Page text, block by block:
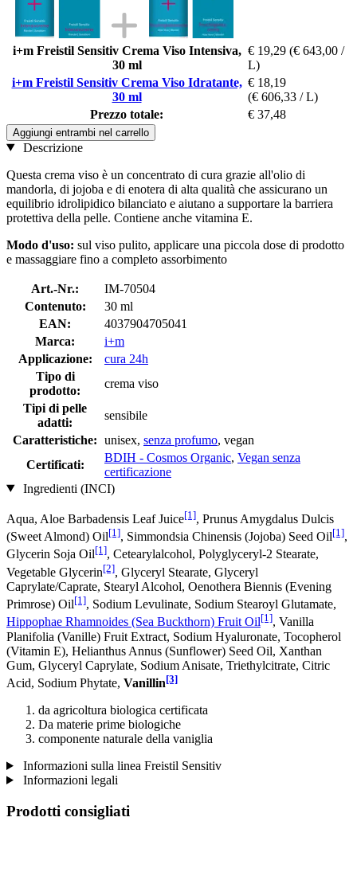
i+m Freistil Sensitiv Crema Viso Intensiva,
30 ml
€ 19,29 (€ 643,00 /
L)
i+m Freistil Sensitiv Crema Viso Idratante,
30 ml
€ 18,19
(€ 606,33 / L)
Prezzo totale:
€ 37,48
Aggiungi entrambi nel carrello
Descrizione
Questa crema viso è un concentrato di cura grazie all'olio di
mandorla, di jojoba e di enotera di alta qualità che assicurano un
equilibrio idrolipidico bilanciato e aiutano a supportare la barriera
protettiva della pelle. Contiene anche vitamina E.
Modo d'uso: sul viso pulito, applicare una piccola dose di prodotto
e massaggiare fino a completo assorbimento
Art.-Nr.:
IM-70504
Contenuto:
30 ml
EAN:
4037904705041
Marca:
i+m
Applicazione:
cura 24h
Tipo di
prodotto:
crema viso
Tipi di pelle
adatti:
sensibile
Caratteristiche: unisex, senza profumo, vegan
Certificati:
BDIH - Cosmos Organic, Vegan senza
certificazione
Ingredienti (INCI)
Aqua, Aloe Barbadensis Leaf Juice[1], Prunus Amygdalus Dulcis
(Sweet Almond) Oil[1], Simmondsia Chinensis (Jojoba) Seed Oil[1],
Glycerin Soja Oil[1], Cetearylalcohol, Polyglyceryl-2 Stearate,
Vegetable Glycerin[2], Glyceryl Stearate, Glyceryl
Caprylate/Caprate, Stearyl Alcohol, Oenothera Biennis (Evening
Primrose) Oil[1], Sodium Levulinate, Sodium Stearoyl Glutamate,
Hippophae Rhamnoides (Sea Buckthorn) Fruit Oil[1], Vanilla
Planifolia (Vanille) Fruit Extract, Sodium Hyaluronate, Tocopherol
(Vitamin E), Helianthus Annus (Sunflower) Seed Oil, Xanthan
Gum, Glyceryl Caprylate, Sodium Anisate, Triethylcitrate, Citric
Acid, Sodium Phytate, Vanillin[3]
da agricoltura biologica certificata
Da materie prime biologiche
componente naturale della vaniglia
Informazioni sulla linea Freistil Sensitiv
Informazioni legali
Prodotti consigliati